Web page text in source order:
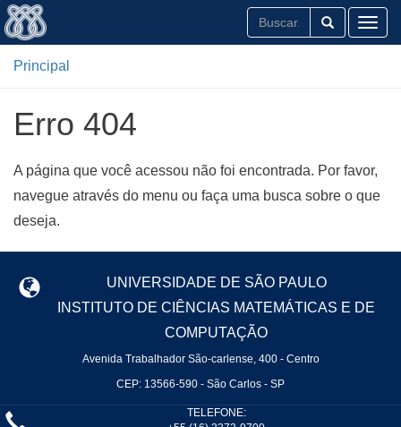
Principal
Erro 404
A página que você acessou não foi encontrada. Por favor,
navegue através do menu ou faça uma busca sobre o que
deseja.
UNIVERSIDADE DE SÃO PAULO
INSTITUTO DE CIÊNCIAS MATEMÁTICAS E DE
COMPUTAÇÃO
Avenida Trabalhador São-carlense, 400 - Centro
CEP: 13566-590 - São Carlos - SP
TELEFONE: